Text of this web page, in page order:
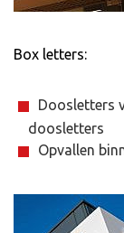
Box letters:
Doosletters
doosletters
Opvallen